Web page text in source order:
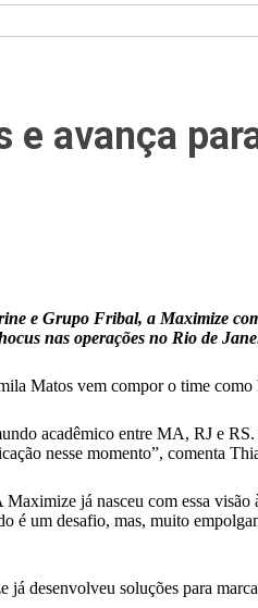
avança
e Grupo Fribal, a Maximize
nas operações no Rio de
Matos vem compor o time
acadêmico entre MA, RJ e
nesse momento”, comenta
já nasceu com essa
é um desafio, mas, muito
já desenvolveu soluções para